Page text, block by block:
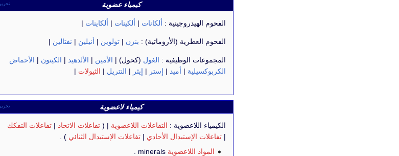
تحرير كيمياء عضوية
الفحوم الهيدروجينية : ألكانات | ألكينات | ألكاينات |
الفحوم العطرية (الأروماتية) : بنزن | تولوين | أنيلين | نفتالين |
المجموعات الوظيفية : الغول (كحول) | الأمين | الألدهيد | الكيتون | الأحماض
الكربوكسيلية | أميد | إستر | إيثر | النتريل | الثيولات |
تحرير كيمياء لاعضوية
الكيمياء اللاعضوية : التفاعلات اللاعضوية | ( تفاعلات الاتحاد | تفاعلات التفكك
| تفاعلات الإستبدال الأحادي | تفاعلات الإستبدال الثنائي ) .
المواد اللاعضوية minerals .